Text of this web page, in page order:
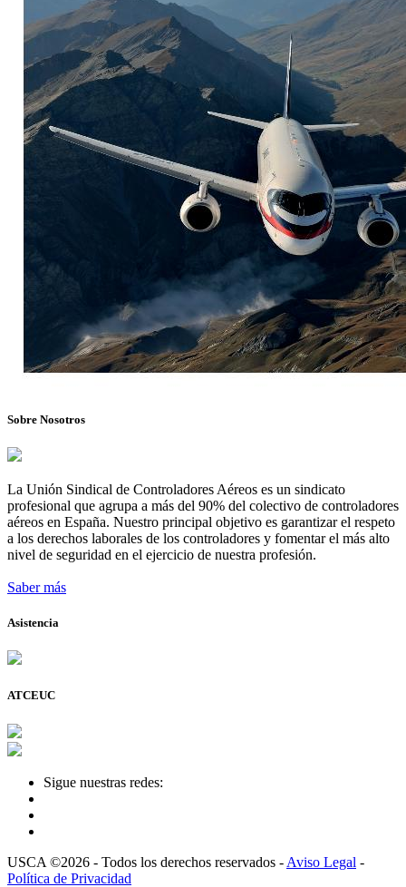
Sobre Nosotros
La Unión Sindical de Controladores Aéreos es un sindicato
profesional que agrupa a más del 90% del colectivo de controladores
aéreos en España. Nuestro principal objetivo es garantizar el respeto
a los derechos laborales de los controladores y fomentar el más alto
nivel de seguridad en el ejercicio de nuestra profesión.
Saber más
Asistencia
ATCEUC
Sigue nuestras redes:
USCA ©2026 - Todos los derechos reservados - Aviso Legal -
Política de Privacidad